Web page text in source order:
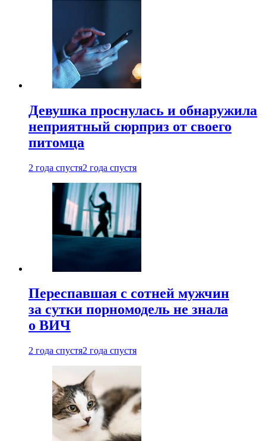
Девушка проснулась и обнаружила
неприятный сюрприз от своего
питомца
2 года спустя2 года спустя
Переспавшая с сотней мужчин
за сутки порномодель не знала
о ВИЧ
2 года спустя2 года спустя